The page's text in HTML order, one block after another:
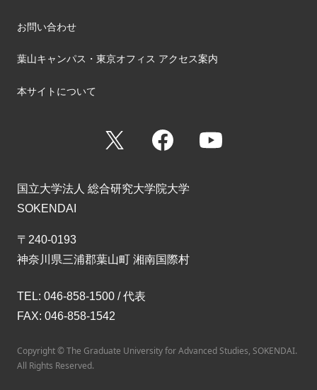
お問い合わせ
葉山キャンパス・東京オフィス アクセス案内
本サイトについて
Facebook
国立大学法人 総合研究大学院大学
SOKENDAI
〒240-0193
神奈川県三浦郡葉山町 湘南国際村
TEL: 046-858-1500 / 代表
FAX: 046-858-1542
Copyright © The Graduate University for Advanced Studies, SOKENDAI.
All Rights Reserved.